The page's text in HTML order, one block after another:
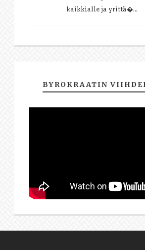
kaikkialle ja yrittä�...
BYROKRAATIN